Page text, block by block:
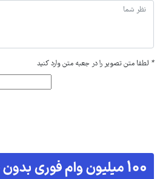
* لطفا متن تصویر را در جعبه متن وارد کنید